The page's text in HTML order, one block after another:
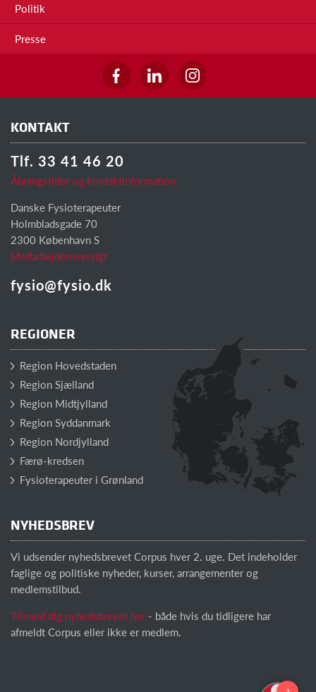
Politik
Presse
KONTAKT
Tlf. 33 41 46 20
Åbningstider og kontaktinformation
Danske Fysioterapeuter
Holmbladsgade 70
2300 København S
Medarbejderoversigt
fysio@fysio.dk
REGIONER
Region Hovedstaden
Region Sjælland
Region Midtjylland
Region Syddanmark
Region Nordjylland
Færø-kredsen
Fysioterapeuter i Grønland
NYHEDSBREV
Vi udsender nyhedsbrevet Corpus hver 2. uge. Det indeholder
faglige og politiske nyheder, kurser, arrangementer og
medlemstilbud.
Tilmeld dig nyhedsbrevet her- både hvis du tidligere har
afmeldt Corpus eller ikke er medlem.